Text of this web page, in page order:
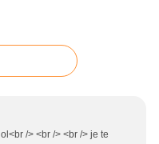
/> <br /> <br /> je te